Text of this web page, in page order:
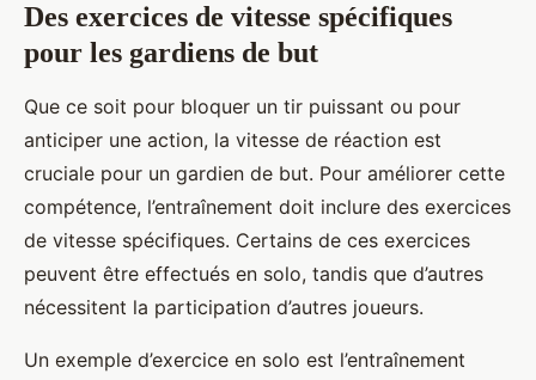
Des exercices de vitesse spécifiques
pour les gardiens de but
Que ce soit pour bloquer un tir puissant ou pour
anticiper une action, la vitesse de réaction est
cruciale pour un gardien de but. Pour améliorer cette
compétence, l’entraînement doit inclure des exercices
de vitesse spécifiques. Certains de ces exercices
peuvent être effectués en solo, tandis que d’autres
nécessitent la participation d’autres joueurs.
Un exemple d’exercice en solo est l’entraînement